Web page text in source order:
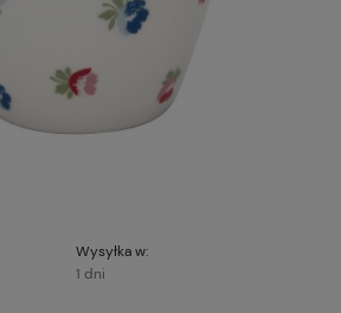
Wysyłka w:
1 dni